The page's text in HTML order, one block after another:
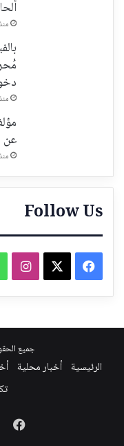
منذ 19 ساعة
منذ 19 ساعة
عن
منذ 19 ساعة
Follow Us
فيسبوك
جميع
الرئيسية أخبار محلية